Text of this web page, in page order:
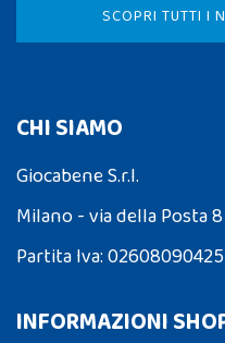
SCOPRI TUTTI I
CHI SIAMO
Giocabene S.r.l.
Milano - via della Posta 8
Partita Iva: 02608090425
INFORMAZIONI